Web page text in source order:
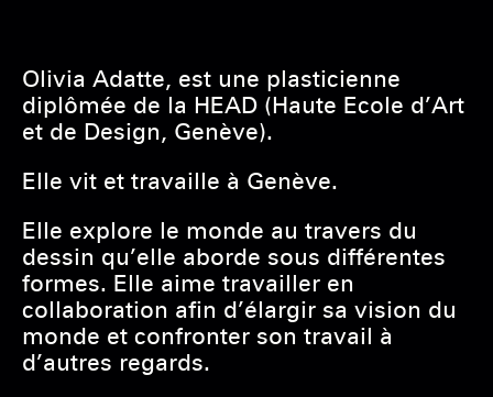
Olivia Adatte, est une plasticienne
diplômée de la HEAD (Haute Ecole d’Art
et de Design, Genève).
Elle vit et travaille à Genève.
Elle explore le monde au travers du
dessin qu’elle aborde sous différentes
formes. Elle aime travailler en
collaboration afin d’élargir sa vision du
monde et confronter son travail à
d’autres regards.